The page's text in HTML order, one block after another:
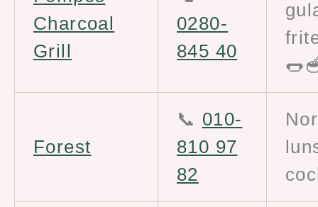
Charcoal
Grill
0280-
845 40
Forest
📞 010-
810 97
82